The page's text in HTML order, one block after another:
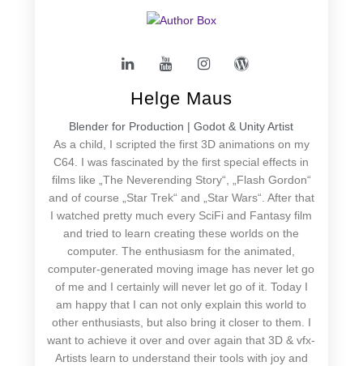
Helge Maus
Blender for Production | Godot & Unity Artist
As a child, I scripted the first 3D animations on my
C64. I was fascinated by the first special effects in
films like „The Neverending Story“, „Flash Gordon“
and of course „Star Trek“ and „Star Wars“. After that
I watched pretty much every SciFi and Fantasy film
and tried to learn creating these worlds on the
computer. The enthusiasm for the animated,
computer-generated moving image has never let go
of me and I certainly will never let go of it. Today I
am happy that I can not only explain this world to
other enthusiasts, but also bring it closer to them. I
want to achieve it over and over again that 3D & vfx-
Artists learn to understand their tools with joy and